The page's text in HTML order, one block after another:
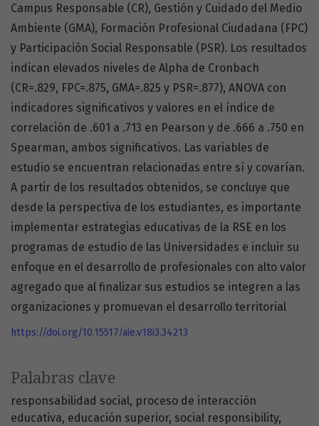
Palabras clave
responsabilidad social proceso de interacción
educativa educación superior social responsibility
Campus Responsable (CR), Gestión y Cuidado del Medio
Ambiente (GMA), Formación Profesional Ciudadana (FPC)
y Participación Social Responsable (PSR). Los resultados
indican elevados niveles de Alpha de Cronbach
(CR=.829, FPC=.875, GMA=.825 y PSR=.877), ANOVA con
indicadores significativos y valores en el índice de
correlación de .601 a .713 en Pearson y de .666 a .750 en
Spearman, ambos significativos. Las variables de
estudio se encuentran relacionadas entre sí y covarían.
A partir de los resultados obtenidos, se concluye que
desde la perspectiva de los estudiantes, es importante
implementar estrategias educativas de la RSE en los
programas de estudio de las Universidades e incluir su
enfoque en el desarrollo de profesionales con alto valor
agregado que al finalizar sus estudios se integren a las
organizaciones y promuevan el desarrollo territorial
https://doi.org/10.15517/aie.v18i3.34213